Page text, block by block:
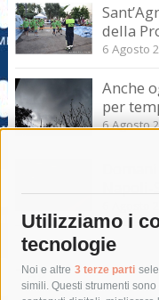
Utilizziamo i
tecnologie
Noi e altre 3 terze parti
simili. Questi strumenti
della
6 Agosto
Anche
per
6 Agosto
Tag